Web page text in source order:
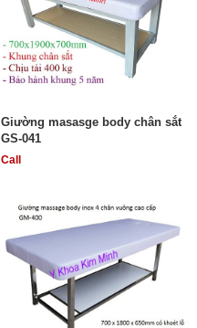
Giường masasge body chân sắt
GS-041
Call